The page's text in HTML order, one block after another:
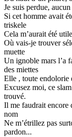
Je suis perdue,
Si cet homme avait
triskele
Cela m’aurait été
Où vais-je trouver
muette
Un ignoble mars l’a
des miettes
Elle , toute endolorie
Excusez moi, ce
trouvé.
Il me faudrait encore
nom
Ne m’étrillez pas
pardon...